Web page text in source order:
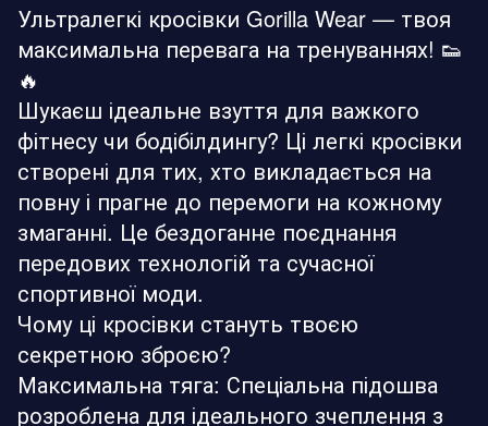
Ультралегкі кросівки Gorilla Wear — твоя
максимальна перевага на тренуваннях! 👟
🔥
Шукаєш ідеальне взуття для важкого
фітнесу чи бодібілдингу? Ці легкі кросівки
створені для тих, хто викладається на
повну і прагне до перемоги на кожному
змаганні. Це бездоганне поєднання
передових технологій та сучасної
спортивної моди.
Чому ці кросівки стануть твоєю
секретною зброєю?
Максимальна тяга: Спеціальна підошва
розроблена для ідеального зчеплення з